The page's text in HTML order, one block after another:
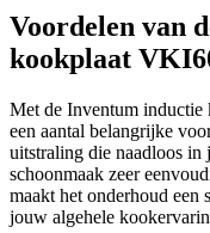
Voordelen van
kookplaat
Met de Inventum
een aantal belangrijke
uitstraling die naadloos in
schoonmaak zeer
maakt het onderhoud een
jouw algehele